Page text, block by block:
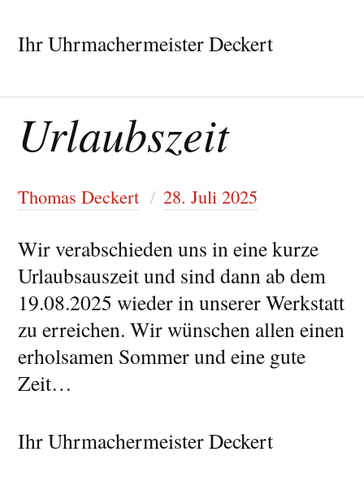
Ihr Uhrmachermeister Deckert
Urlaubszeit
Thomas Deckert 28. Juli 2025
Wir verabschieden uns in eine kurze
Urlaubsauszeit und sind dann ab dem
19.08.2025 wieder in unserer Werkstatt
zu erreichen. Wir wünschen allen einen
erholsamen Sommer und eine gute
Zeit…
Ihr Uhrmachermeister Deckert